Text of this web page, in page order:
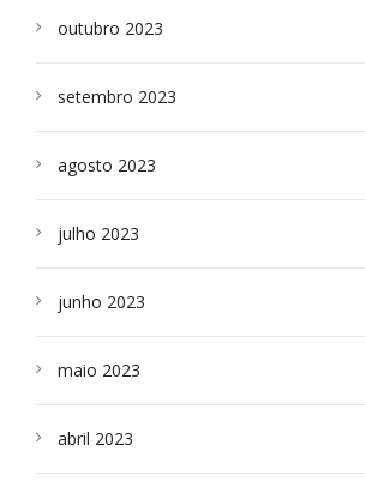
outubro 2023
setembro 2023
agosto 2023
julho 2023
junho 2023
maio 2023
abril 2023